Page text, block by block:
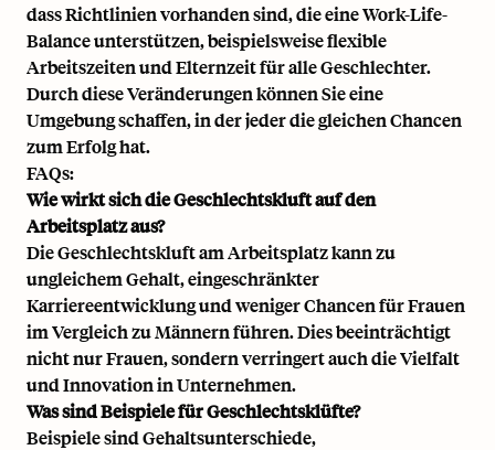
dass Richtlinien vorhanden sind, die eine Work-Life-
Balance unterstützen, beispielsweise flexible
Arbeitszeiten und Elternzeit für alle Geschlechter.
Durch diese Veränderungen können Sie eine
Umgebung schaffen, in der jeder die gleichen Chancen
zum Erfolg hat.
FAQs:
Wie wirkt sich die Geschlechtskluft auf den
Arbeitsplatz aus?
Die Geschlechtskluft am Arbeitsplatz kann zu
ungleichem Gehalt, eingeschränkter
Karriereentwicklung und weniger Chancen für Frauen
im Vergleich zu Männern führen. Dies beeinträchtigt
nicht nur Frauen, sondern verringert auch die Vielfalt
und Innovation in Unternehmen.
Was sind Beispiele für Geschlechtsklüfte?
Beispiele sind Gehaltsunterschiede,